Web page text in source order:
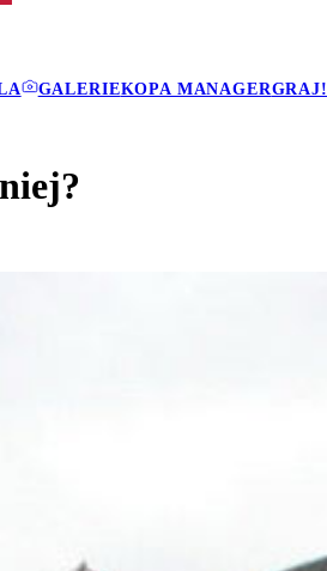
GALERIEKOPA MANAGERGRAJ!